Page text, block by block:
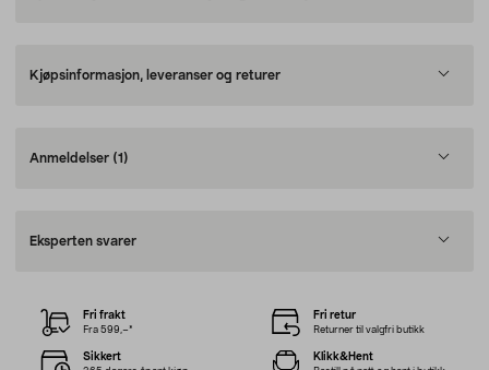
Kjøpsinformasjon, leveranser og returer
Anmeldelser (1)
Eksperten svarer
Fri frakt
Fra 599,–*
Fri retur
Returner til valgfri butikk
Sikkert Klikk&Hent